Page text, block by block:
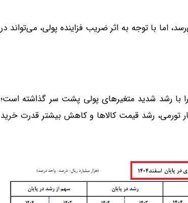
اما با توجه به اثر ضریب فزاینده پولی، می‌تواند در
مجموع آمارهای پولی نشان می‌دهد اقتصاد ایران سال ۱۴۰۴ را با رشد شدید متغیرهای پولی پشت سر گذاشته است؛
در قالب افزایش فشار تورمی، رشد قیمت کالاها و کاهش بیشتر قدرت خرید